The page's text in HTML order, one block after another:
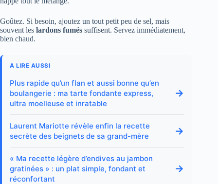
Goûtez. Si besoin, ajoutez un tout petit peu de sel, mais
souvent les lardons fumés suffisent. Servez immédiatement,
bien chaud.
A LIRE AUSSI
Plus rapide qu’un flan et aussi bonne qu’en
boulangerie : ma tarte fondante express,
ultra moelleuse et inratable
→
Laurent Mariotte révèle enfin la recette
secrète des beignets de sa grand-mère
→
« Ma recette légère d’endives au jambon
gratinées » : un plat simple, fondant et
réconfortant
→